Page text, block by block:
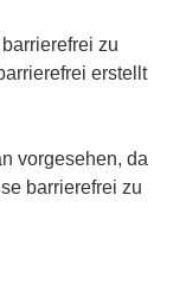
zu
erstellt
vorgesehen, da
barrierefrei zu